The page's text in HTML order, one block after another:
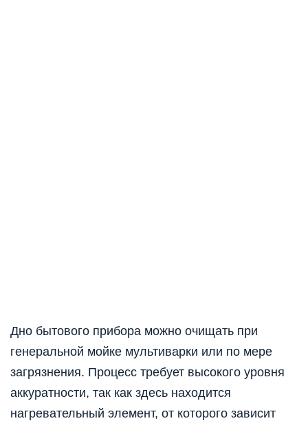
Дно бытового прибора можно очищать при
генеральной мойке мультиварки или по мере
загрязнения. Процесс требует высокого уровня
аккуратности, так как здесь находится
нагревательный элемент, от которого зависит